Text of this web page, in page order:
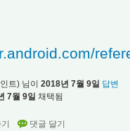
트) 님이 2018년 7월 9일 답변
7월 9일 채택됨